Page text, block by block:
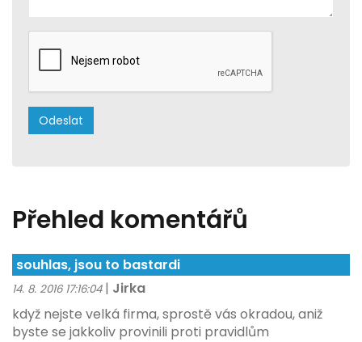
Přehled komentářů
souhlas, jsou to bastardi
14. 8. 2016 17:16:04 | Jirka
když nejste velká firma, sprostě vás okradou, aniž
byste se jakkoliv provinili proti pravidlům